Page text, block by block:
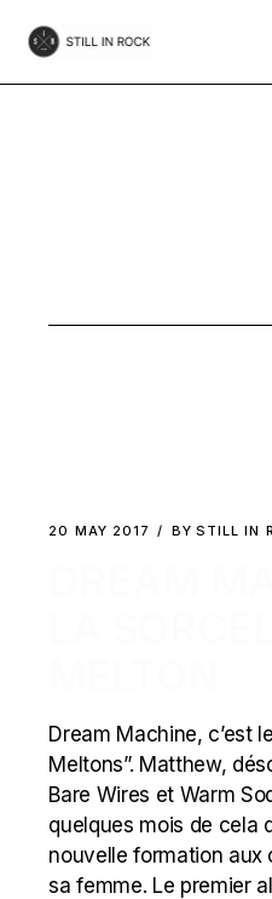
the
20 MAY 2017 BY STILL IN
Dream Machine, c’est
Meltons”. Matthew,
Bare Wires et Warm
quelques mois de cela
nouvelle formation aux
sa femme. Le premier